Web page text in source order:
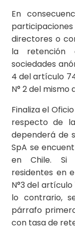
En
directores o
la retención
sociedades
4 del artículo
N° 2 del mismo
Finaliza el
respecto de
dependerá de
SpA se
en Chile. Si
residentes en
N°3 del artículo
lo contrario,
párrafo
con tasa de